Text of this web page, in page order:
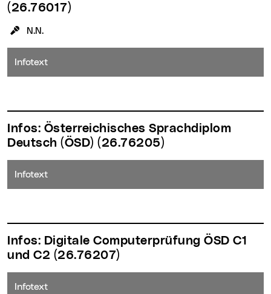
(26.76017)
KursleiterIn:
N.N.
Infotext
Deutsch (ÖSD) (26.76205)
Infotext
und C2 (26.76207)
Infotext